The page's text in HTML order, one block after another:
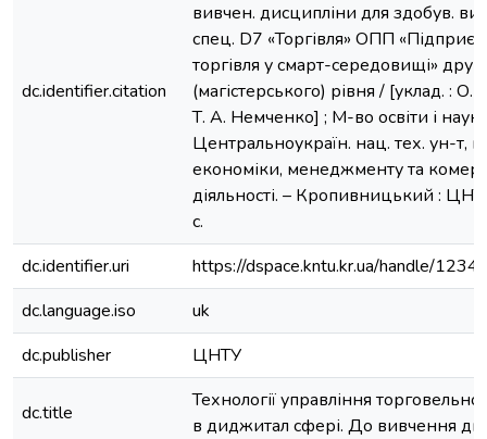
dc.identifier.citation
вивчен. дисципліни для здобув.
спец. D7 «Торгівля» ОПП
торгівля у смарт-середовищі»
(магістерського) рівня / [уклад. : О.
Т. А. Немченко] ; М-во освіти і
Центральноукраїн. нац. тех. ун-т,
економіки, менеджменту та
діяльності. – Кропивницький :
с.
dc.identifier.uri
https://dspace.kntu.kr.ua/handle/
dc.language.iso
uk
dc.publisher
ЦНТУ
dc.title
Технології управління
в диджитал сфері. До вивчення